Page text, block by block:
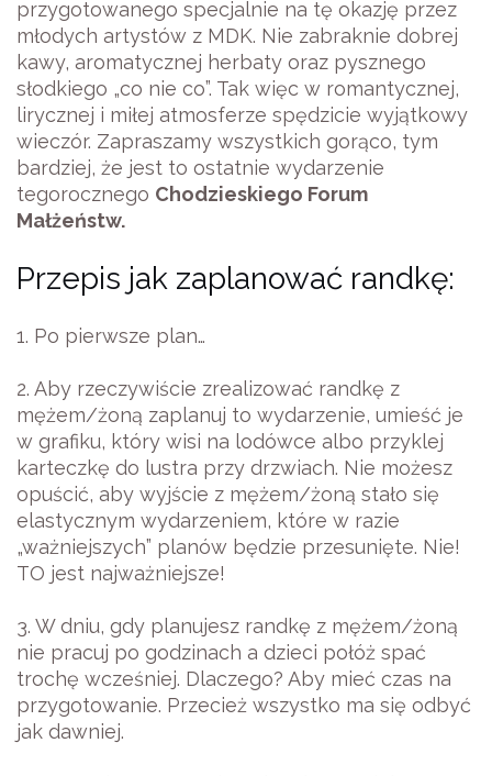
przygotowanego specjalnie na tę okazję przez
młodych artystów z MDK. Nie zabraknie dobrej
kawy, aromatycznej herbaty oraz pysznego
słodkiego „co nie co”. Tak więc w romantycznej,
lirycznej i miłej atmosferze spędzicie wyjątkowy
wieczór. Zapraszamy wszystkich gorąco, tym
bardziej, że jest to ostatnie wydarzenie
tegorocznego Chodzieskiego Forum
Małżeństw.
Przepis jak zaplanować randkę:
1. Po pierwsze plan…
2. Aby rzeczywiście zrealizować randkę z
mężem/żoną zaplanuj to wydarzenie, umieść je
w grafiku, który wisi na lodówce albo przyklej
karteczkę do lustra przy drzwiach. Nie możesz
opuścić, aby wyjście z mężem/żoną stało się
elastycznym wydarzeniem, które w razie
„ważniejszych” planów będzie przesunięte. Nie!
TO jest najważniejsze!
3. W dniu, gdy planujesz randkę z mężem/żoną
nie pracuj po godzinach a dzieci połóż spać
trochę wcześniej. Dlaczego? Aby mieć czas na
przygotowanie. Przecież wszystko ma się odbyć
jak dawniej.